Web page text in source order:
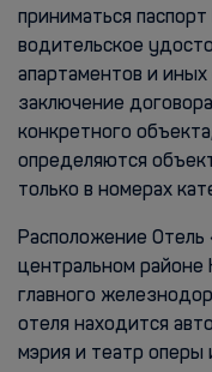
приниматься
водительское
апартаментов и
заключение
конкретного
определяются
только в номерах
Расположение Отель
центральном районе
главного
отеля находится
мэрия и театр оперы